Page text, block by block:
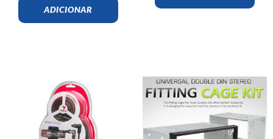
ADICIONAR